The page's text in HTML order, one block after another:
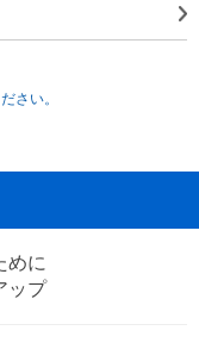
さい。
めに
ップ